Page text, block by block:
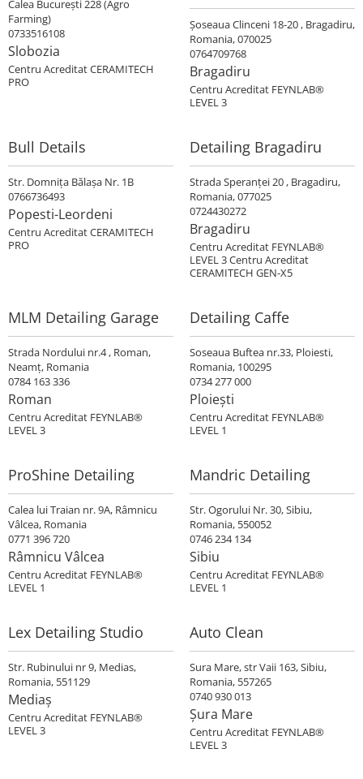
Calea Bucureşti 228 (Agro
Farming)
0733516108
Slobozia
Centru Acreditat CERAMITECH
PRO
Șoseaua Clinceni 18-20 , Bragadiru,
Romania, 070025
0764709768
Bragadiru
Centru Acreditat FEYNLAB®
LEVEL 3
Bull Details
Str. Domniţa Bălaşa Nr. 1B
0766736493
Popesti-Leordeni
Centru Acreditat CERAMITECH
PRO
Detailing Bragadiru
Strada Speranţei 20 , Bragadiru,
Romania, 077025
0724430272
Bragadiru
Centru Acreditat FEYNLAB®
LEVEL 3 Centru Acreditat
CERAMITECH GEN-X5
MLM Detailing Garage
Strada Nordului nr.4 , Roman,
Neamţ, Romania
0784 163 336
Roman
Centru Acreditat FEYNLAB®
LEVEL 3
Detailing Caffe
Soseaua Buftea nr.33, Ploiesti,
Romania, 100295
0734 277 000
Ploiești
Centru Acreditat FEYNLAB®
LEVEL 1
ProShine Detailing
Calea lui Traian nr. 9A, Râmnicu
Vâlcea, Romania
0771 396 720
Râmnicu Vâlcea
Centru Acreditat FEYNLAB®
LEVEL 1
Mandric Detailing
Str. Ogorului Nr. 30, Sibiu,
Romania, 550052
0746 234 134
Sibiu
Centru Acreditat FEYNLAB®
LEVEL 1
Lex Detailing Studio
Str. Rubinului nr 9, Medias,
Romania, 551129
Mediaș
Centru Acreditat FEYNLAB®
LEVEL 3
Auto Clean
Sura Mare, str Vaii 163, Sibiu,
Romania, 557265
0740 930 013
Șura Mare
Centru Acreditat FEYNLAB®
LEVEL 3